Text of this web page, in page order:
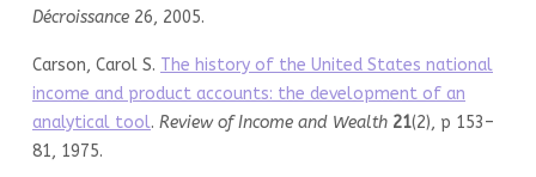
Décroissance 26, 2005.
Carson, Carol S. The history of the United States national
income and product accounts: the development of an
analytical tool. Review of Income and Wealth 21(2), p 153–
81, 1975.